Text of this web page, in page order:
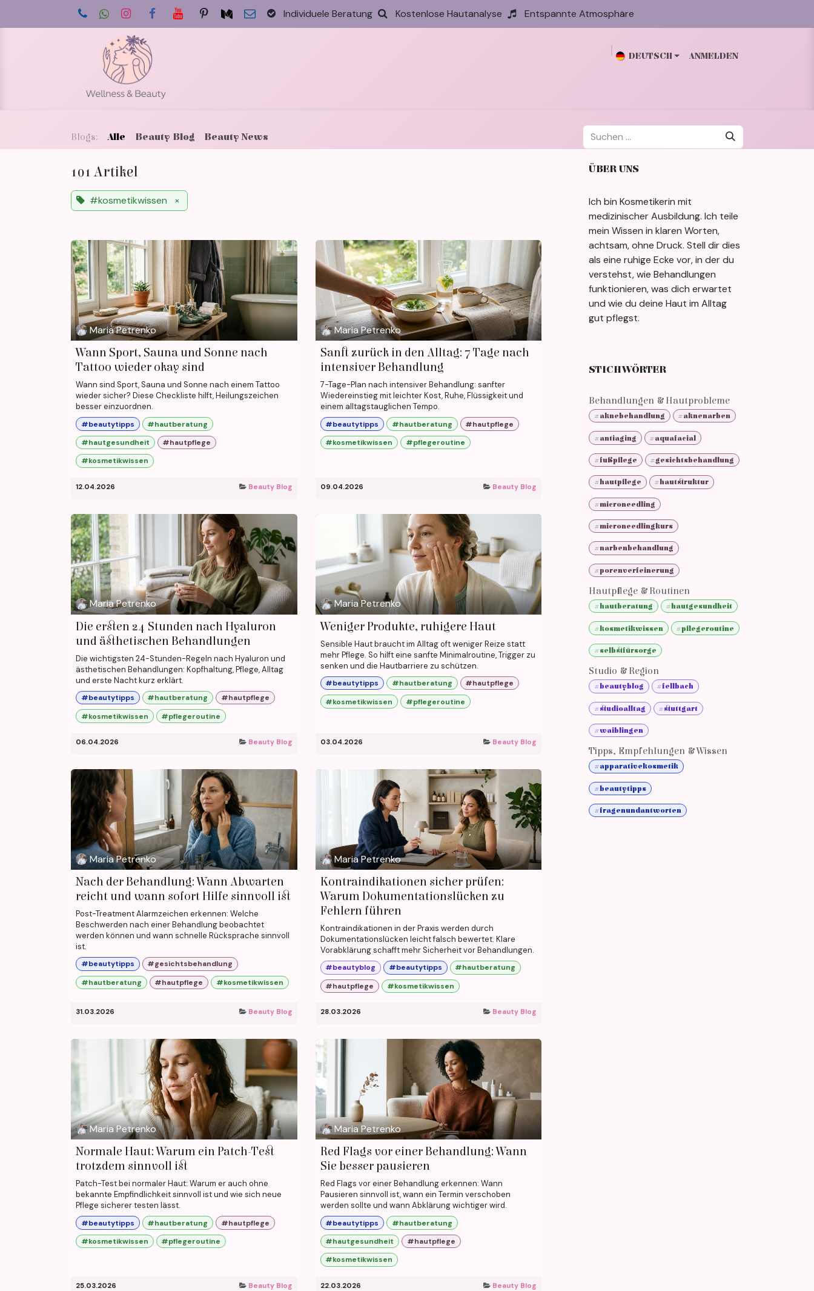
Zum Inhalt springen
Individuele Beratung Kostenlose Hautanalyse Entspannte Atmosphäre
DEUTSCH ANMELDEN
Blogs: Alle Beauty Blog Beauty News
101 Artikel
#kosmetikwissen ×
Maria Petrenko
Wann Sport, Sauna und Sonne nach
Tattoo wieder okay sind
Wann sind Sport, Sauna und Sonne nach einem Tattoo
wieder sicher? Diese Checkliste hilft, Heilungszeichen
besser einzuordnen.
#beautytipps
#hautberatung
#hautgesundheit
#hautpflege
#kosmetikwissen
12.04.2026 Beauty Blog
Maria Petrenko
Sanft zurück in den Alltag: 7 Tage nach
intensiver Behandlung
7-Tage-Plan nach intensiver Behandlung: sanfter
Wiedereinstieg mit leichter Kost, Ruhe, Flüssigkeit und
einem alltagstauglichen Tempo.
#beautytipps #hautberatung
#hautpflege
#kosmetikwissen
#pflegeroutine
09.04.2026 Beauty Blog
Maria Petrenko
Die ersten 24 Stunden nach Hyaluron
und ästhetischen Behandlungen
Die wichtigsten 24-Stunden-Regeln nach Hyaluron und
ästhetischen Behandlungen: Kopfhaltung, Pflege, Alltag
und erste Nacht kurz erklärt.
#beautytipps #hautberatung
#hautpflege
#kosmetikwissen
#pflegeroutine
06.04.2026 Beauty Blog
Maria Petrenko
Weniger Produkte, ruhigere Haut
Sensible Haut braucht im Alltag oft weniger Reize statt
mehr Pflege. So hilft eine sanfte Minimalroutine, Trigger zu
senken und die Hautbarriere zu schützen.
#beautytipps #hautberatung
#hautpflege
#kosmetikwissen
#pflegeroutine
03.04.2026 Beauty Blog
Maria Petrenko
Nach der Behandlung: Wann Abwarten
reicht und wann sofort Hilfe sinnvoll ist
Post-Treatment Alarmzeichen erkennen: Welche
Beschwerden nach einer Behandlung beobachtet
werden können und wann schnelle Rücksprache sinnvoll
ist.
#beautytipps
#gesichtsbehandlung
#hautberatung
#hautpflege #kosmetikwissen
31.03.2026 Beauty Blog
Maria Petrenko
Kontraindikationen sicher prüfen:
Warum Dokumentationslücken zu
Fehlern führen
Kontraindikationen in der Praxis werden durch
Dokumentationslücken leicht falsch bewertet. Klare
Vorabklärung schafft mehr Sicherheit vor Behandlungen.
#beautyblog #beautytipps
#hautberatung
#hautpflege
#kosmetikwissen
28.03.2026 Beauty Blog
Maria Petrenko
Normale Haut: Warum ein Patch-Test
trotzdem sinnvoll ist
Patch-Test bei normaler Haut: Warum er auch ohne
bekannte Empfindlichkeit sinnvoll ist und wie sich neue
Pflege sicherer testen lässt.
#beautytipps #hautberatung
#hautpflege
#kosmetikwissen
#pflegeroutine
25.03.2026 Beauty Blog
Maria Petrenko
Red Flags vor einer Behandlung: Wann
Sie besser pausieren
Red Flags vor einer Behandlung erkennen: Wann
Pausieren sinnvoll ist, wann ein Termin verschoben
werden sollte und wann Abklärung wichtiger wird.
#beautytipps
#hautberatung
#hautgesundheit
#hautpflege
#kosmetikwissen
22.03.2026 Beauty Blog
ÜBER UNS
Ich bin Kosmetikerin mit
medizinischer Ausbildung. Ich teile
mein Wissen in klaren Worten,
achtsam, ohne Druck. Stell dir dies
als eine ruhige Ecke vor, in der du
verstehst, wie Behandlungen
funktionieren, was dich erwartet
und wie du deine Haut im Alltag
gut pflegst.
STICHWÖRTER
Behandlungen & Hautprobleme
#aknebehandlung #aknenarben
#antiaging #aquafacial
#fußpflege #gesichtsbehandlung
#hautpflege #hautstruktur
#microneedling
#microneedlingkurs
#narbenbehandlung
#porenverfeinerung
Hautpflege & Routinen
#hautberatung #hautgesundheit
#kosmetikwissen #pflegeroutine
#selbstfürsorge
Studio & Region
#beautyblog #fellbach
#studioalltag #stuttgart
#waiblingen
Tipps, Empfehlungen & Wissen
#apparativekosmetik
#beautytipps
#fragenundantworten